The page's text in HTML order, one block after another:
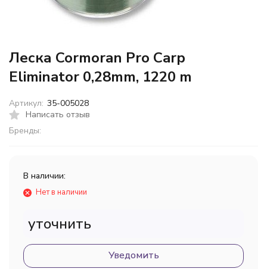
Леска Cormoran Pro Carp
Eliminator 0,28mm, 1220 m
Написать отзыв
Бренды:
Артикул: 35-005028
В наличии:
Нет в наличии
уточнить
Уведомить